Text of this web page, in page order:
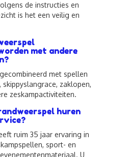
de instructies en
is het een veilig en
met andere
met spellen
zaklopen,
zeskampactiviteiten.
huren
ruim 35 jaar ervaring in
sport- en
U